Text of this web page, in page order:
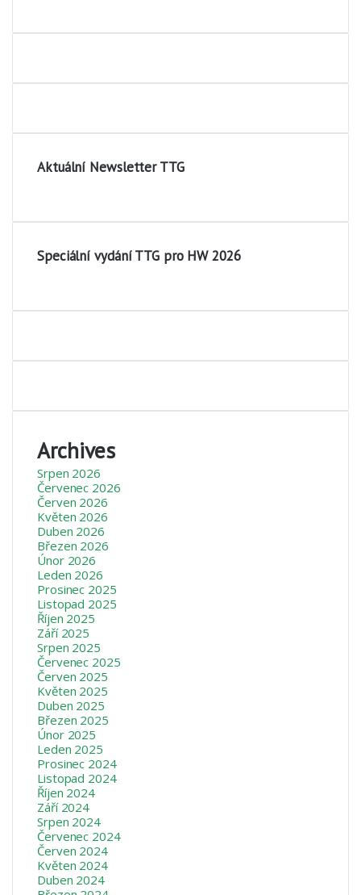
Aktuální Newsletter TTG
Speciální vydání TTG pro HW 2026
Archives
Srpen 2026
Červenec 2026
Červen 2026
Květen 2026
Duben 2026
Březen 2026
Únor 2026
Leden 2026
Prosinec 2025
Listopad 2025
Říjen 2025
Září 2025
Srpen 2025
Červenec 2025
Červen 2025
Květen 2025
Duben 2025
Březen 2025
Únor 2025
Leden 2025
Prosinec 2024
Listopad 2024
Říjen 2024
Září 2024
Srpen 2024
Červenec 2024
Červen 2024
Květen 2024
Duben 2024